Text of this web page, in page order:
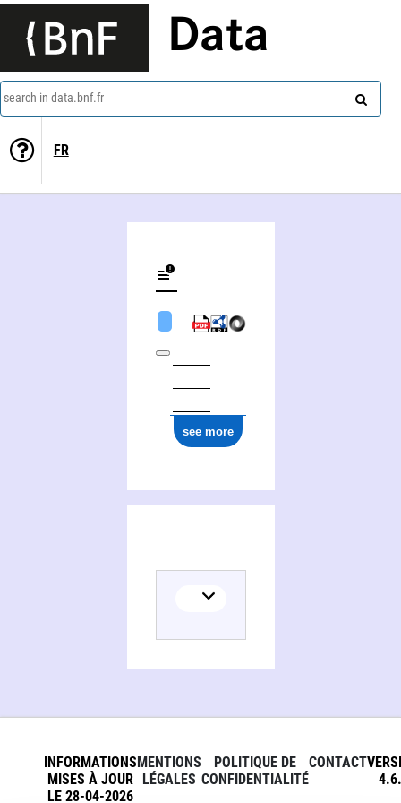
Data
search in data.bnf.fr
FR
see more
INFORMATIONS
MISES À JOUR
LE 28-04-2026
MENTIONS
LÉGALES
POLITIQUE DE
CONFIDENTIALITÉ
CONTACT